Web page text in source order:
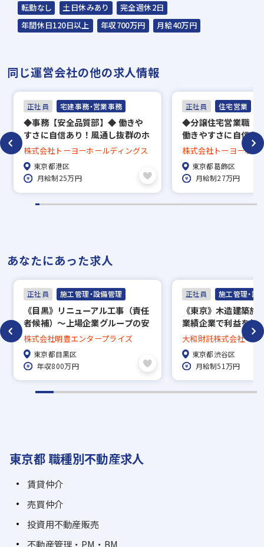
担当：スラッシュ株式会社
本社：東京都港区赤坂2-15-16 赤坂ふく
▼
面接（オンライン面接可）
▼
内定
※入社時期は相談に応じます。
※現在、在職中の方も積極的にご応募くださ
い。応募の秘密は厳守いたします。
転勤なし
土日休みあり
完全週休2日
年間休日120日以上
年収700万円 月給40万円
同じ運営会社の他の求人情報
正社員 宅建事務・営業事務
◆事務【安全品質部】◆ 働きや
すさに自信あり！風通し抜群のホ
ワイトな環境です◎未経験歓迎！
株式会社トーヨーホールディングス
東京都港区
月給制25万円
正社員 住宅営業
◆分譲住宅営業職（
働きやすさに自信あ
群のホワイトな環境
株式会社トーヨーホー
東京都葛飾区
月給制27万円
あなたにあった求人
正社員 施工管理・設備管理
《目黒》リニューアル工事（責任
者候補）～上場企業グループの安
定性◎／年休124日以上／首都圏
100%／福利厚生◎／年収800万
～
株式会社明豊エンタープライズ
東京都目黒区
年収800万円
正社員 施工管理・設
《東京》木造建築
業績企業で利益を社
離発注のコントロー
全週休2日制★年休
大和財託株式会社
東京都渋谷区
月給制51万円
東京都 職種別不動産求人
賃貸仲介
売買仲介
投資用不動産販売
不動産管理・PM・BM